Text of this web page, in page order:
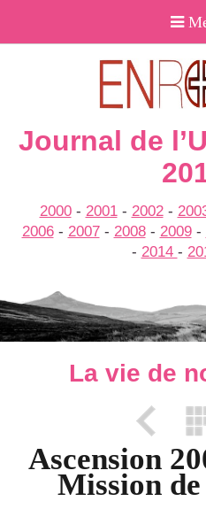
Journal de
2000- 2001- 2002-
2006- 2007- 2008- 2009-
- 2014 -
La vie de
Ascension
Mission